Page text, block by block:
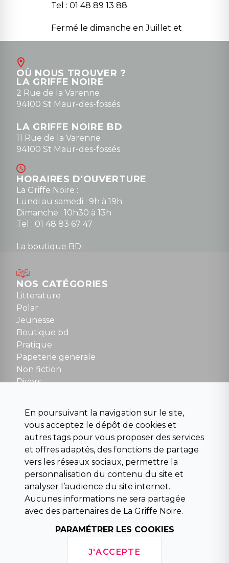
Tel : 01 48 89 13 88
Fermé le dimanche en Juillet et
Août
contact@la-griffe-noire.com
0148836747
OÙ NOUS TROUVER ?
LA GRIFFE NOIRE
2 Rue de la Varenne
94100 St Maur-des-fossés
LA GRIFFE NOIRE BD
11 Rue de la Varenne
94100 St Maur-des-fossés
HORAIRES D'OUVERTURE
La Griffe Noire :
Lundi au samedi : 9h à 19h
Dimanche : 10h30 à 13h
Tel : 01 48 83 67 47
La boutique BD :
Mardi au samedi : 10h à 13h / 14h à 19h
Dimanche : 10h30 à 12h30
Tel : 01 48 89 13 88
Fermé le dimanche en Juillet et Août
NOUS CONTACTER
contact@la-griffe-noire.com
NOS CATÉGORIES
Litterature
Polar
Jeunesse
Boutique bd
Pratique
Papeterie generale
Non fiction
Divers
Para scolaire
Histoire
Pochoteque
Pleiade
INFORMATIONS
Droit de rétractation
Conditions générales de vente
Mentions légales
Horaires d'ouverture
En poursuivant la navigation sur le site,
vous acceptez le dépôt de cookies et
autres tags pour vous proposer des services
et offres adaptés, des fonctions de partage
vers les réseaux sociaux, permettre la
personnalisation du contenu du site et
analyser l’audience du site internet.
Aucunes informations ne sera partagée
avec des partenaires de La Griffe Noire.
PARAMÉTRER LES COOKIES
J'ACCEPTE